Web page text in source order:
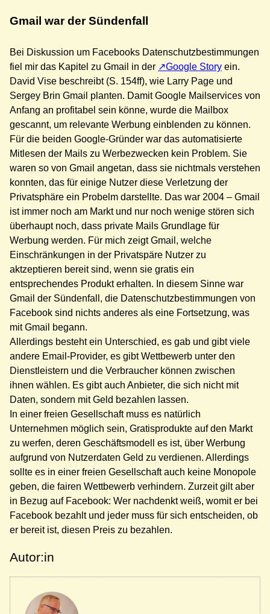
Gmail war der Sündenfall
Bei Diskussion um Facebooks Datenschutzbestimmungen
fiel mir das Kapitel zu Gmail in der
Google Story ein.
David Vise beschreibt (S. 154ff), wie Larry Page und
Sergey Brin Gmail planten. Damit Google Mailservices von
Anfang an profitabel sein könne, wurde die Mailbox
gescannt, um relevante Werbung einblenden zu können.
Für die beiden Google-Gründer war das automatisierte
Mitlesen der Mails zu Werbezwecken kein Problem. Sie
waren so von Gmail angetan, dass sie nichtmals verstehen
konnten, das für einige Nutzer diese Verletzung der
Privatsphäre ein Probelm darstellte. Das war 2004 – Gmail
ist immer noch am Markt und nur noch wenige stören sich
überhaupt noch, dass private Mails Grundlage für
Werbung werden. Für mich zeigt Gmail, welche
Einschränkungen in der Privatspäre Nutzer zu
aktzeptieren bereit sind, wenn sie gratis ein
entsprechendes Produkt erhalten. In diesem Sinne war
Gmail der Sündenfall, die Datenschutzbestimmungen von
Facebook sind nichts anderes als eine Fortsetzung, was
mit Gmail begann.
Allerdings besteht ein Unterschied, es gab und gibt viele
andere Email-Provider, es gibt Wettbewerb unter den
Dienstleistern und die Verbraucher können zwischen
ihnen wählen. Es gibt auch Anbieter, die sich nicht mit
Daten, sondern mit Geld bezahlen lassen.
In einer freien Gesellschaft muss es natürlich
Unternehmen möglich sein, Gratisprodukte auf den Markt
zu werfen, deren Geschäftsmodell es ist, über Werbung
aufgrund von Nutzerdaten Geld zu verdienen. Allerdings
sollte es in einer freien Gesellschaft auch keine Monopole
geben, die fairen Wettbewerb verhindern. Zurzeit gilt aber
in Bezug auf Facebook: Wer nachdenkt weiß, womit er bei
Facebook bezahlt und jeder muss für sich entscheiden, ob
er bereit ist, diesen Preis zu bezahlen.
Autor:in